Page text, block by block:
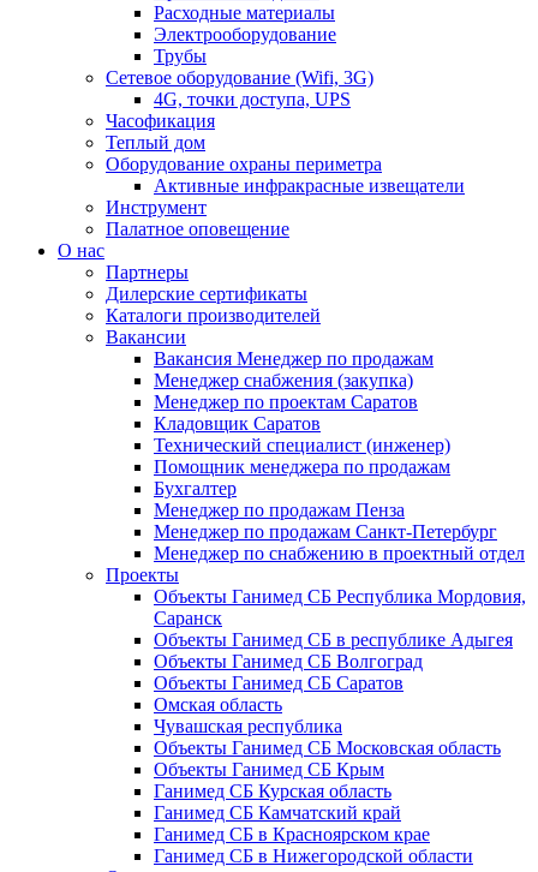
Расходные материалы
Электрооборудование
Трубы
Сетевое оборудование (Wifi, 3G)
4G, точки доступа, UPS
Часофикация
Теплый дом
Оборудование охраны периметра
Активные инфракрасные извещатели
Инструмент
Палатное оповещение
О нас
Партнеры
Дилерские сертификаты
Каталоги производителей
Вакансии
Вакансия Менеджер по продажам
Менеджер снабжения (закупка)
Менеджер по проектам Саратов
Кладовщик Саратов
Технический специалист (инженер)
Помощник менеджера по продажам
Бухгалтер
Менеджер по продажам Пенза
Менеджер по продажам Санкт-Петербург
Менеджер по снабжению в проектный отдел
Проекты
Объекты Ганимед СБ Республика Мордовия,
Саранск
Объекты Ганимед СБ в республике Адыгея
Объекты Ганимед СБ Волгоград
Объекты Ганимед СБ Саратов
Омская область
Чувашская республика
Объекты Ганимед СБ Московская область
Объекты Ганимед СБ Крым
Ганимед СБ Курская область
Ганимед СБ Камчатский край
Ганимед СБ в Красноярском крае
Ганимед СБ в Нижегородской области